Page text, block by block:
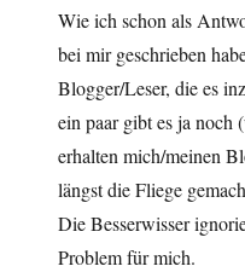
Wie ich schon als
bei mir geschrieben
Blogger/Leser, die es
ein paar gibt es ja
erhalten mich/meinen
längst die Fliege
Die Besserwisser
Problem für mich.